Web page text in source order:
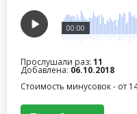
00:00
Прослушали раз: 11
Добавлена: 06.10.2018
Стоимость минусовок - от